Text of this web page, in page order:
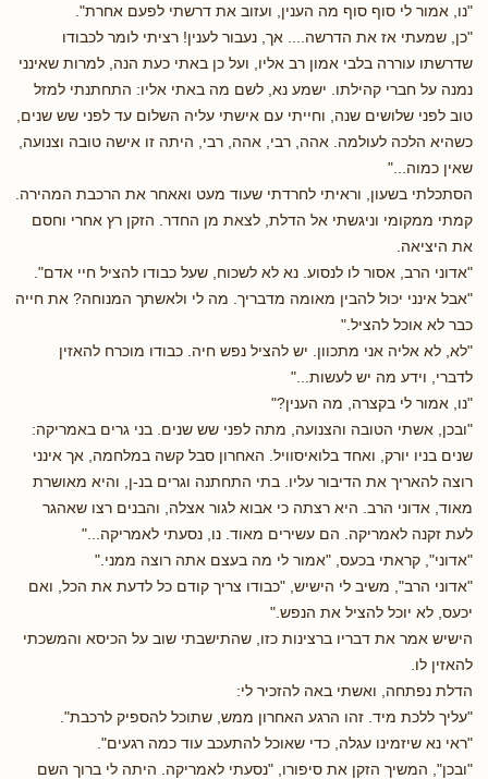
"נו, אמור לי סוף סוף מה הענין, ועזוב את דרשתי לפעם אחרת".
"כן, שמעתי אז את הדרשה.... אך, נעבור לענין! רציתי לומר לכבודו
שדרשתו עוררה בלבי אמון רב אליו, ועל כן באתי כעת הנה, למרות שאינני
נמנה על חברי קהילתו. ישמע נא, לשם מה באתי אליו: התחתנתי למזל
טוב לפני שלושים שנה, וחייתי עם אישתי עליה השלום עד לפני שש שנים,
כשהיא הלכה לעולמה. אהה, רבי, אהה, רבי, היתה זו אישה טובה וצנועה,
שאין כמוה..."
הסתכלתי בשעון, וראיתי לחרדתי שעוד מעט ואאחר את הרכבת המהירה.
קמתי ממקומי וניגשתי אל הדלת, לצאת מן החדר. הזקן רץ אחרי וחסם
את היציאה.
"אדוני הרב, אסור לו לנסוע. נא לא לשכוח, שעל כבודו להציל חיי אדם".
"אבל אינני יכול להבין מאומה מדבריך. מה לי ולאשתך המנוחה? את חייה
כבר לא אוכל להציל."
"לא, לא אליה אני מתכוון. יש להציל נפש חיה. כבודו מוכרח להאזין
לדברי, וידע מה יש לעשות..."
"נו, אמור לי בקצרה, מה הענין?"
"ובכן, אשתי הטובה והצנועה, מתה לפני שש שנים. בני גרים באמריקה:
שנים בניו יורק, ואחד בלואיסוויל. האחרון סבל קשה במלחמה, אך אינני
רוצה להאריך את הדיבור עליו. בתי התחתנה וגרים בנ-ן, והיא מאושרת
מאוד, אדוני הרב. היא רצתה כי אבוא לגור אצלה, והבנים רצו שאהגר
לעת זקנה לאמריקה. הם עשירים מאוד. נו, נסעתי לאמריקה..."
"אדוני", קראתי בכעס, "אמור לי מה בעצם אתה רוצה ממני."
"אדוני הרב", משיב לי הישיש, "כבודו צריך קודם כל לדעת את הכל, ואם
יכעס, לא יוכל להציל את הנפש."
הישיש אמר את דבריו ברצינות כזו, שהתישבתי שוב על הכיסא והמשכתי
להאזין לו.
הדלת נפתחה, ואשתי באה להזכיר לי:
"עליך ללכת מיד. זהו הרגע האחרון ממש, שתוכל להספיק לרכבת".
"ראי נא שיזמינו עגלה, כדי שאוכל להתעכב עוד כמה רגעים".
"ובכן", המשיך הזקן את סיפורו, "נסעתי לאמריקה. היתה לי ברוך השם